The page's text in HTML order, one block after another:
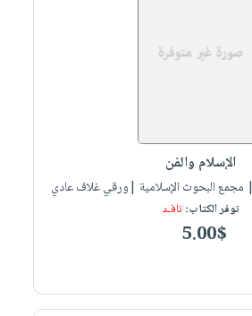
الإسلام والفن
| مجمع البحوث الإسلامية |ورقي غلاف عادي
توفر الكتاب: نافـد
5.00$